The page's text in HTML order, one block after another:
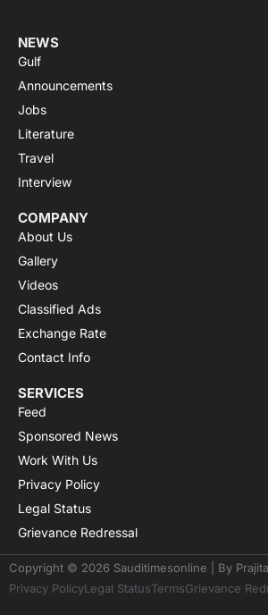
NEWS
Gulf
Announcements
Jobs
Literature
Travel
Interview
COMPANY
About Us
Gallery
Videos
Classified Ads
Exchange Rate
Contact Info
SERVICES
Feed
Sponsored News
Work With Us
Privacy Policy
Legal Status
Grievance Redressal
Copyright © 2026 Sauditimesonline | By
Privacy PolicyLegal StatusTermsGrievance